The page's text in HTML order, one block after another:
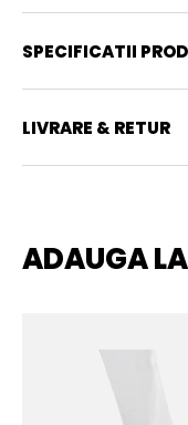
SPECIFICATII
LIVRARE & RETUR
ADAUGA